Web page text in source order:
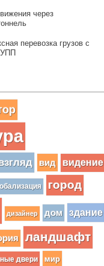
через
перевозка грузов с
вид видение
город
дизайнер дом здание
ландшафт
двери мир